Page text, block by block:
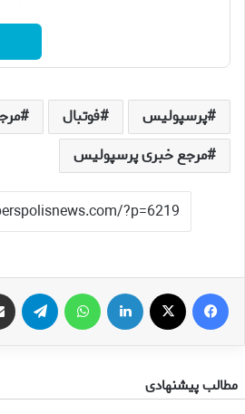
پرسپولیس فوتبال
مرجع خبری پرسپولیس
فیس بوک لینکدین
مطالب پیشنهادی